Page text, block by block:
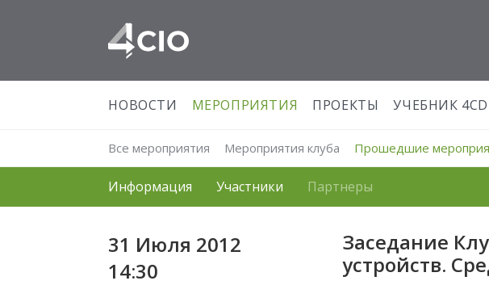
НОВОСТИ МЕРОПРИЯТИЯ
Все мероприятия Мероприятия клуба Прошедшие
ПРОЕКТЫ УЧЕБНИК
Информация Участники Партнеры
31 Июля 2012
14:30
Заседание
устройств.